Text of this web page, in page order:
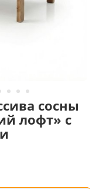
сосны
лофт» с